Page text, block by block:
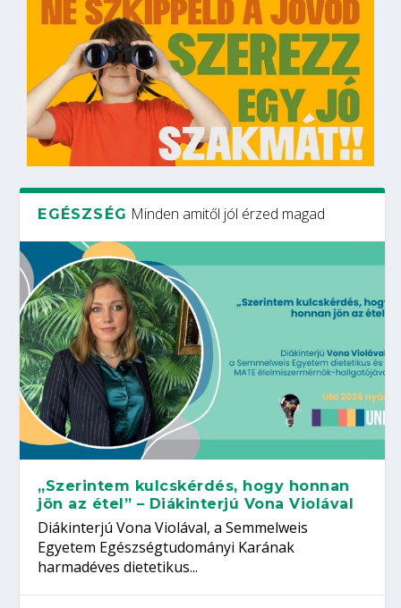
EGÉSZSÉG Minden amitől jól érzed magad
„Szerintem kulcskérdés, hogy honnan
jön az étel” – Diákinterjú Vona Violával
Diákinterjú Vona Violával, a Semmelweis
Egyetem Egészségtudományi Karának
harmadéves dietetikus...